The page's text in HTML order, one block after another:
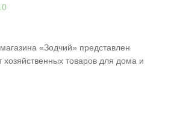
«Зодчий» представлен
товаров для дома и